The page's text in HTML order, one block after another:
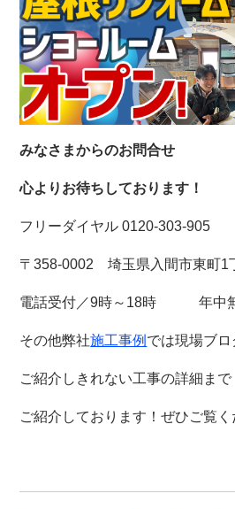
みなさまからのお問合せ
心よりお待ちしております！
フリーダイヤル 0120-303-905
〒358-0002 埼玉県入間市東町1
電話受付／9時～18時 年中
その他弊社施工事例 では現場ブロ
ご紹介しきれない工事の詳細まで
ご紹介しております！ぜひご覧く